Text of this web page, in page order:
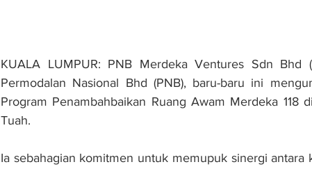
KUALA LUMPUR: PNB Merdeka Ventures Sdn Bhd
Permodalan Nasional Bhd (PNB), baru-baru ini
Program Penambahbaikan Ruang Awam Merdeka 118
Tuah.
Ia sebahagian komitmen untuk memupuk sinergi